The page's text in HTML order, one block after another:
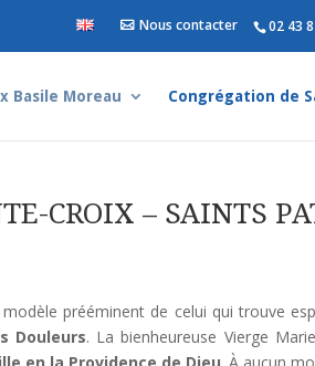
02 43
Nous contacter
Basile Moreau Congrégation de
CROIX – SAINTS
modèle prééminent de celui qui trouve
Douleurs. La bienheureuse Vierge
en la Providence de Dieu. À aucun